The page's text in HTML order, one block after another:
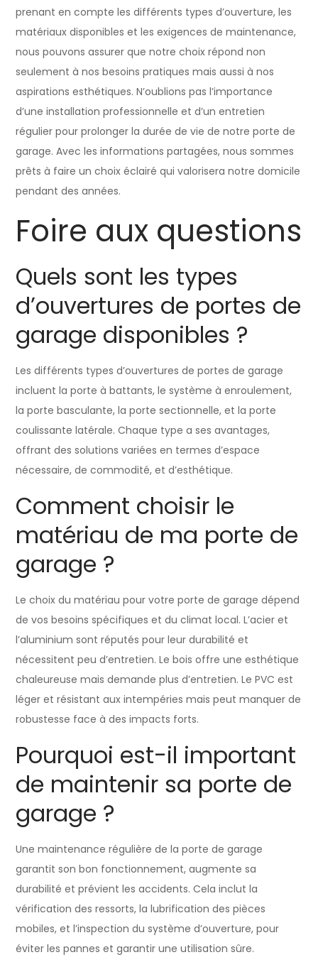
prenant en compte les différents types d’ouverture, les
matériaux disponibles et les exigences de maintenance,
nous pouvons assurer que notre choix répond non
seulement à nos besoins pratiques mais aussi à nos
aspirations esthétiques. N’oublions pas l’importance
d’une installation professionnelle et d’un entretien
régulier pour prolonger la durée de vie de notre porte de
garage. Avec les informations partagées, nous sommes
prêts à faire un choix éclairé qui valorisera notre domicile
pendant des années.
Foire aux questions
Quels sont les types
d’ouvertures de portes de
garage disponibles ?
Les différents types d’ouvertures de portes de garage
incluent la porte à battants, le système à enroulement,
la porte basculante, la porte sectionnelle, et la porte
coulissante latérale. Chaque type a ses avantages,
offrant des solutions variées en termes d’espace
nécessaire, de commodité, et d’esthétique.
Comment choisir le
matériau de ma porte de
garage ?
Le choix du matériau pour votre porte de garage dépend
de vos besoins spécifiques et du climat local. L’acier et
l’aluminium sont réputés pour leur durabilité et
nécessitent peu d’entretien. Le bois offre une esthétique
chaleureuse mais demande plus d’entretien. Le PVC est
léger et résistant aux intempéries mais peut manquer de
robustesse face à des impacts forts.
Pourquoi est-il important
de maintenir sa porte de
garage ?
Une maintenance régulière de la porte de garage
garantit son bon fonctionnement, augmente sa
durabilité et prévient les accidents. Cela inclut la
vérification des ressorts, la lubrification des pièces
mobiles, et l’inspection du système d’ouverture, pour
éviter les pannes et garantir une utilisation sûre.